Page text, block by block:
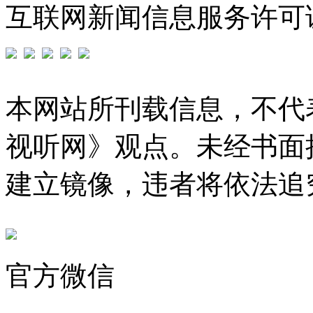
互联网新闻信息服务许可
本网站所刊载信息，不
视听网》观点。未经书
建立镜像，违者将依法
官方微信